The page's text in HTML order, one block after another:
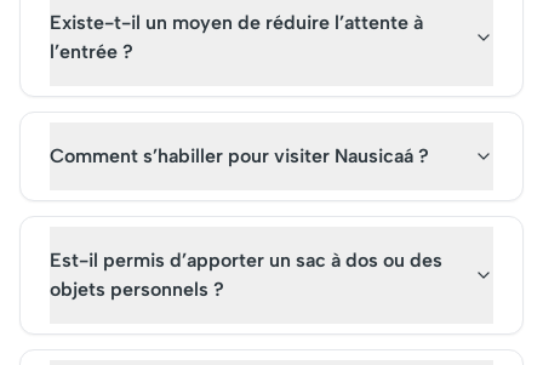
Existe-t-il un moyen de réduire l’attente à
l’entrée ?
Comment s’habiller pour visiter Nausicaá ?
Est-il permis d’apporter un sac à dos ou des
objets personnels ?